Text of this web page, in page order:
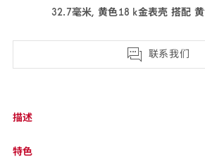
32.7毫米, 黄色18 k金表壳 搭配
联系我们
描述
特色